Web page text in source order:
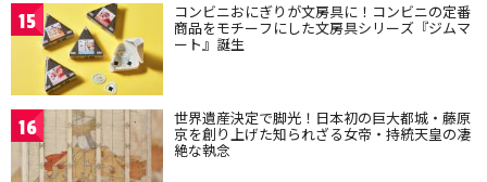
15 コンビニおにぎりが文房具に！コンビニの定番
商品をモチーフにした文房具シリーズ『ジムマ
ート』誕生
16 世界遺産決定で脚光！日本初の巨大都城・藤原
京を創り上げた知られざる女帝・持統天皇の凄
絶な執念